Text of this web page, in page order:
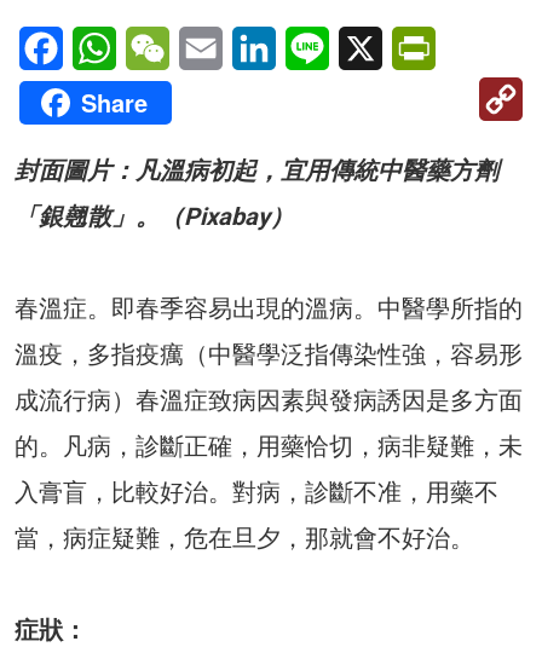
FacebookWhatsAppWeChatEmail LinkedInLine X
Share
封面圖片：凡溫病初起，宜用傳統中醫藥方劑
「銀翹散」。（Pixabay）
春溫症。即春季容易出現的溫病。中醫學所指的
溫疫，多指疫癘（中醫學泛指傳染性強，容易形
成流行病）春溫症致病因素與發病誘因是多方面
的。凡病，診斷正確，用藥恰切，病非疑難，未
入膏盲，比較好治。對病，診斷不准，用藥不
當，病症疑難，危在旦夕，那就會不好治。
症狀：